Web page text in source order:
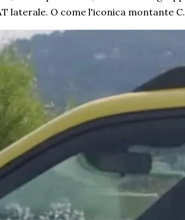
laterale. O come l'iconica montante C.